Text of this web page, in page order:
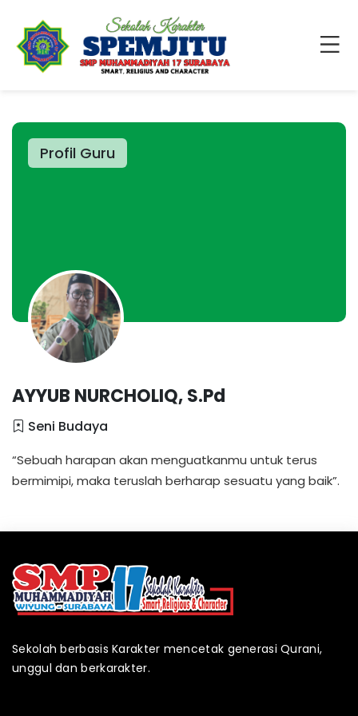
Profil Guru
AYYUB NURCHOLIQ, S.Pd
Seni Budaya
“Sebuah harapan akan menguatkanmu untuk terus
bermimipi, maka teruslah berharap sesuatu yang baik”.
Sekolah berbasis Karakter mencetak generasi Qurani,
unggul dan berkarakter.